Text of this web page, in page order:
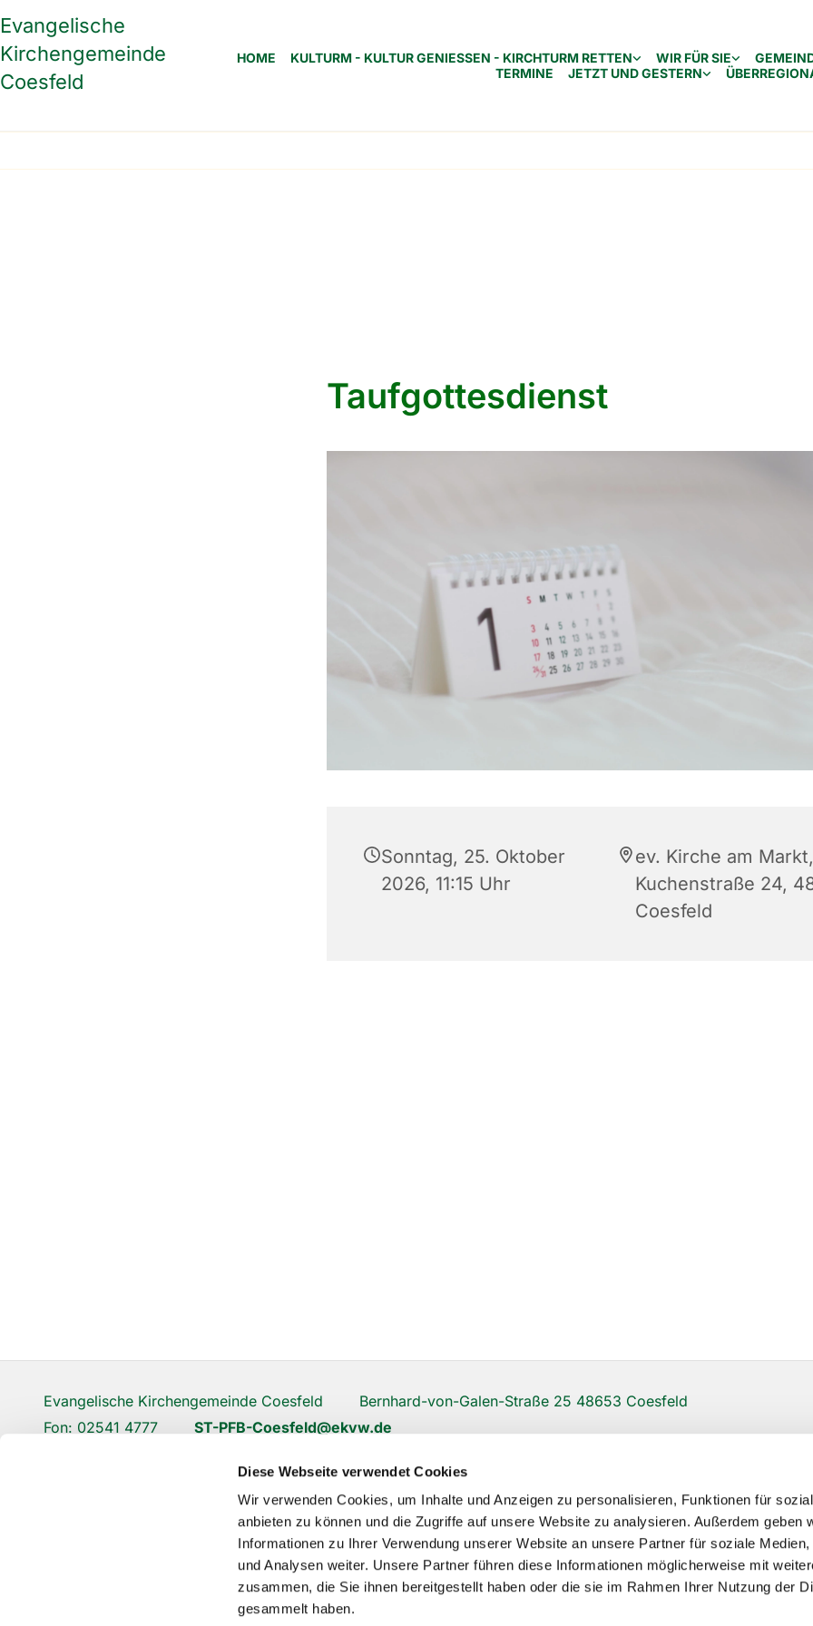
Diese Webseite verwendet Cookies
Wir verwenden Cookies, um Inhalte und Anzeigen zu personalisieren, Funktionen für
anbieten zu können und die Zugriffe auf unsere Website zu analysieren. Außerdem geben
Informationen zu Ihrer Verwendung unserer Website an unsere Partner für soziale Medien,
und Analysen weiter. Unsere Partner führen diese Informationen möglicherweise mit
zusammen, die Sie ihnen bereitgestellt haben oder die sie im Rahmen Ihrer Nutzung der
gesammelt haben.
Evangelische
Kirchengemeinde
Coesfeld
HOME KULTURM - KULTUR GENIESSEN - KIRCHTURM RETTEN WIR FÜR SIE
TERMINE
JETZT UND GESTERN
Taufgottesdienst
Sonntag, 25. Oktober
2026, 11:15 Uhr
ev. Kirche am Markt,
Kuchenstraße 24,
Coesfeld
Evangelische Kirchengemeinde Coesfeld Bernhard-von-Galen-Straße 25 48653 Coesfeld
Fon: 02541 4777 ST-PFB-Coesfeld@ekvw.de